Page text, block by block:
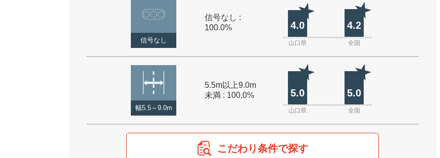
信号なし
信号なし :
100.0%
4.0 4.2
山口県 全国
幅5.5～9.0m
5.5m以上9.0m
未満 : 100.0%
5.0 5.0
山口県 全国
こだわり条件で探す